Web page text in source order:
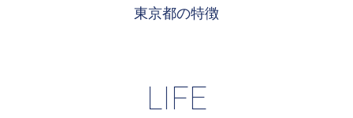
東京都の特徴
LIFE